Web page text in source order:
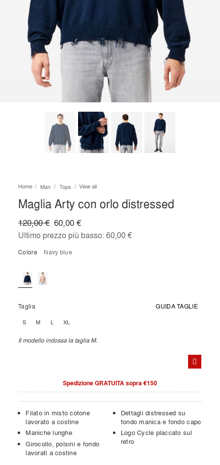
Home Man Tops View all
Maglia Arty con orlo distressed
60,00 €
120,00 €
Ultimo prezzo più basso:60,00 €
Colore navy blue
Taglia GUIDA TAGLIE
S M L XL
Il modello indossa la taglia M.
Spedizione GRATUITA sopra €150
Filato in misto cotone
lavorato a costine
Maniche lunghe
Girocollo, polsini e fondo
lavorati a costine
Dettagli distressed su
fondo manica e fondo capo
Logo Cycle placcato sul
retro